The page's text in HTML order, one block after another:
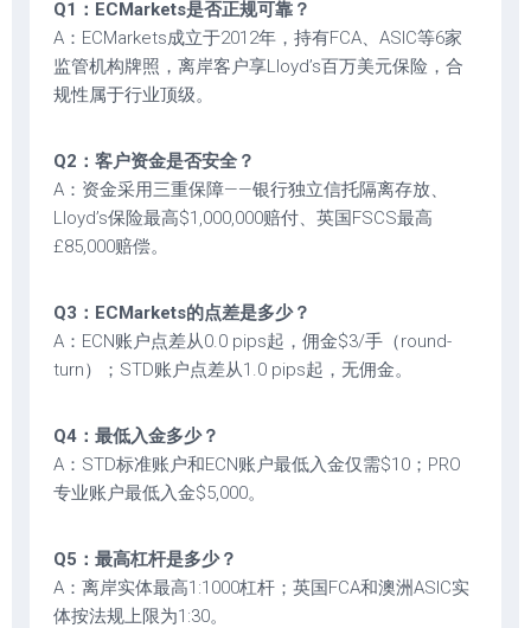
Q1：ECMarkets是否正规可靠？
A：ECMarkets成立于2012年，持有FCA、ASIC等6家
监管机构牌照，离岸客户享Lloyd’s百万美元保险，合
规性属于行业顶级。
Q2：客户资金是否安全？
A：资金采用三重保障——银行独立信托隔离存放、
Lloyd’s保险最高$1,000,000赔付、英国FSCS最高
£85,000赔偿。
Q3：ECMarkets的点差是多少？
A：ECN账户点差从0.0 pips起，佣金$3/手（round-
turn）；STD账户点差从1.0 pips起，无佣金。
Q4：最低入金多少？
A：STD标准账户和ECN账户最低入金仅需$10；PRO
专业账户最低入金$5,000。
Q5：最高杠杆是多少？
A：离岸实体最高1:1000杠杆；英国FCA和澳洲ASIC实
体按法规上限为1:30。